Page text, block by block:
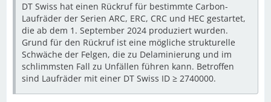
DT Swiss hat einen Rückruf für bestimmte Carbon-
Laufräder der Serien ARC, ERC, CRC und HEC gestartet,
die ab dem 1. September 2024 produziert wurden.
Grund für den Rückruf ist eine mögliche strukturelle
Schwäche der Felgen, die zu Delaminierung und im
schlimmsten Fall zu Unfällen führen kann. Betroffen
sind Laufräder mit einer DT Swiss ID ≥ 2740000.